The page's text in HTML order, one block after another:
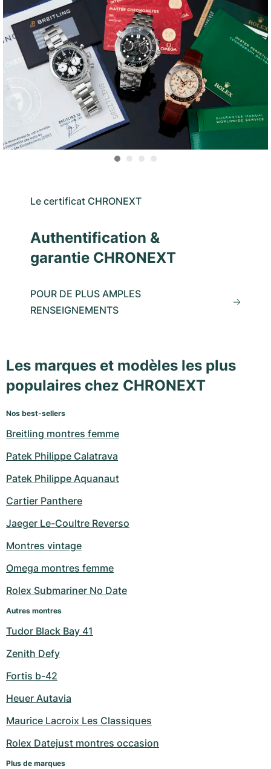
Le certificat CHRONEXT
Authentification &
garantie CHRONEXT
POUR DE PLUS AMPLES
RENSEIGNEMENTS
Les marques et modèles les plus
populaires chez CHRONEXT
Nos best-sellers
Breitling montres femme
Patek Philippe Calatrava
Patek Philippe Aquanaut
Cartier Panthere
Jaeger Le-Coultre Reverso
Montres vintage
Omega montres femme
Rolex Submariner No Date
Autres montres
Tudor Black Bay 41
Zenith Defy
Fortis b-42
Heuer Autavia
Maurice Lacroix Les Classiques
Rolex Datejust montres occasion
Plus de marques